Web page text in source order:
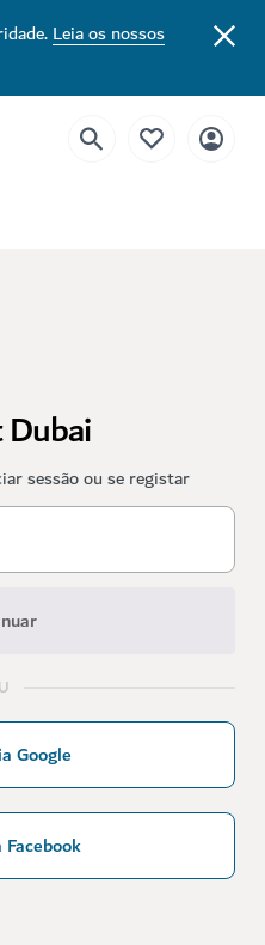
Leia os nossos
sessão ou se registar
Google